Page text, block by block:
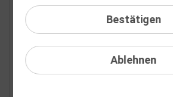
Cookie-Einstellungen
Datenauskunft
Ablehnen
Bestätigen